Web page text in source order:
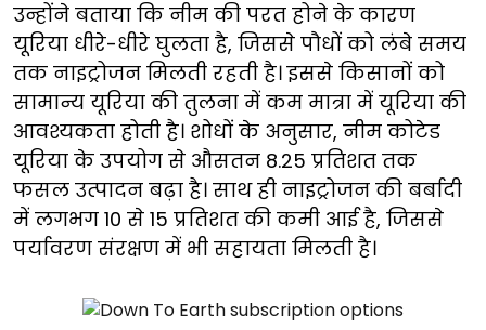
उन्होंने बताया कि नीम की परत होने के कारण
यूरिया धीरे-धीरे घुलता है, जिससे पौधों को लंबे समय
तक नाइट्रोजन मिलती रहती है। इससे किसानों को
सामान्य यूरिया की तुलना में कम मात्रा में यूरिया की
आवश्यकता होती है। शोधों के अनुसार, नीम कोटेड
यूरिया के उपयोग से औसतन 8.25 प्रतिशत तक
फसल उत्पादन बढ़ा है। साथ ही नाइट्रोजन की बर्बादी
में लगभग 10 से 15 प्रतिशत की कमी आई है, जिससे
पर्यावरण संरक्षण में भी सहायता मिलती है।